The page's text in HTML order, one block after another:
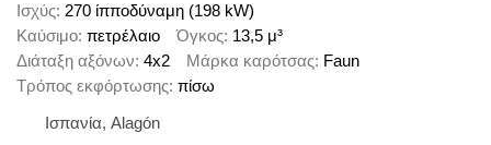
Ισχύς 270 ίπποδύναμη (198 kW)
Καύσιμο πετρέλαιο Όγκος 13,5 μ³
Διάταξη αξόνων 4x2 Μάρκα καρότσας Faun
Τρόπος εκφόρτωσης πίσω
Ισπανία, Alagón